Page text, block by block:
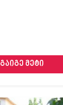
გაიგე მეტი